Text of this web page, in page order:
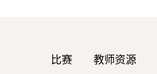
比赛 教师资源